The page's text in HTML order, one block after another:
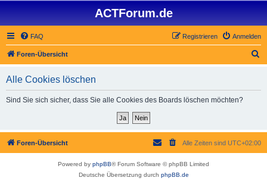
ACTForum.de
FAQ Anmelden
Registrieren
Foren-Übersicht
Alle Cookies löschen
Sind Sie sich sicher, dass Sie alle Cookies des Boards löschen möchten?
Foren-Übersicht Alle Zeiten sind UTC+02:00
Powered by phpBB® Forum Software © phpBB Limited
Deutsche Übersetzung durch phpBB.de